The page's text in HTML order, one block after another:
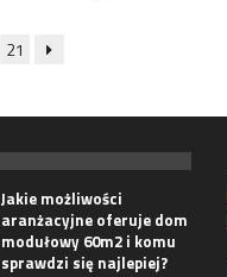
21
Jakie możliwości
aranżacyjne oferuje dom
modułowy 60m2 i komu
sprawdzi się najlepiej?